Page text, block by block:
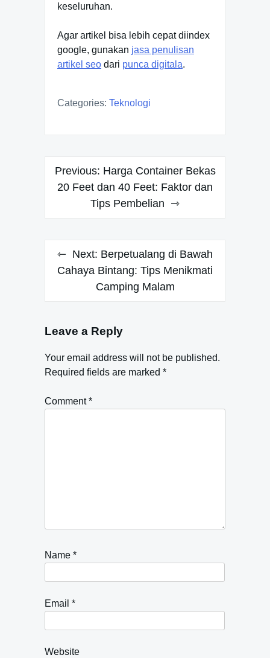
keseluruhan.
Agar artikel bisa lebih cepat diindex
google, gunakan jasa penulisan
artikel seo dari punca digitala.
Categories: Teknologi
Post
navigation
Previous: Harga Container Bekas
20 Feet dan 40 Feet: Faktor dan
Tips Pembelian
Next: Berpetualang di Bawah
Cahaya Bintang: Tips Menikmati
Camping Malam
Leave a Reply
Your email address will not be published.
Required fields are marked *
Comment*
Name *
Email *
Website